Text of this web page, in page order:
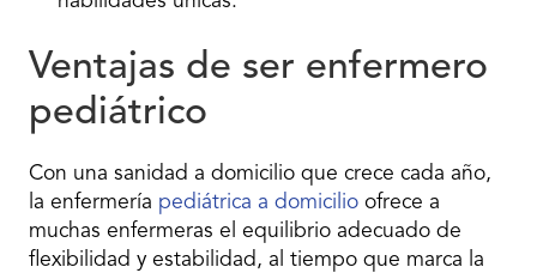
Ventajas de ser enfermero
pediátrico
Con una sanidad a domicilio que crece cada año,
la enfermería pediátrica a domicilio ofrece a
muchas enfermeras el equilibrio adecuado de
flexibilidad y estabilidad, al tiempo que marca la